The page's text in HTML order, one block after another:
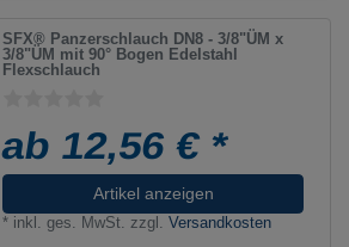
SFX® Panzerschlauch DN8 - 3/8"ÜM x
3/8"ÜM mit 90° Bogen Edelstahl
Flexschlauch
ab 12,56 € *
Artikel anzeigen
* inkl. ges. MwSt. zzgl.Versandkosten